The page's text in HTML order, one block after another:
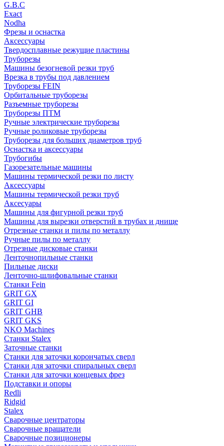
G.B.C
Exact
Nodha
Фрезы и оснастка
Аксессуары
Твердосплавные режущие пластины
Труборезы
Машины безогневой резки труб
Врезка в трубы под давлением
Труборезы FEIN
Орбитальные труборезы
Разъемные труборезы
Труборезы ПТМ
Ручные электрические труборезы
Ручные роликовые труборезы
Труборезы для больших диаметров труб
Оснастка и аксессуары
Трубогибы
Газорезательные машины
Машины термической резки по листу
Аксессуары
Машины термической резки труб
Аксесуары
Машины для фигурной резки труб
Машины для вырезки отверстий в трубах и днище
Отрезные станки и пилы по металлу
Ручные пилы по металлу
Отрезные дисковые станки
Ленточнопильные станки
Пильные диски
Ленточно-шлифовальные станки
Станки Fein
GRIT GX
GRIT GI
GRIT GHB
GRIT GKS
NKO Machines
Станки Stalex
Заточные станки
Станки для заточки корончатых сверл
Станки для заточки спиральных сверл
Станки для заточки концевых фрез
Подставки и опоры
Redli
Ridgid
Stalex
Сварочные центраторы
Сварочные вращатели
Сварочные позиционеры